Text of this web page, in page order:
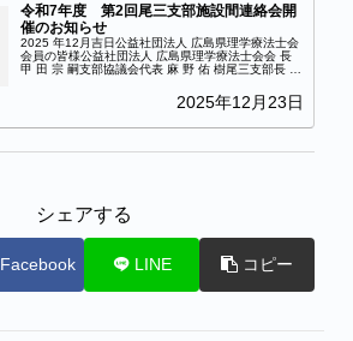
令和7年度 第2回尾三支部施設間連絡会開
催のお知らせ
2025 年12月吉日公益社団法人 広島県理学療法士会
会員の皆様公益社団法人 広島県理学療法士会会 長
甲 田 宗 嗣支部協議会代表 麻 野 佑 樹尾三支部長 占
2025年12月23日
シェアする
Facebook LINE コピー